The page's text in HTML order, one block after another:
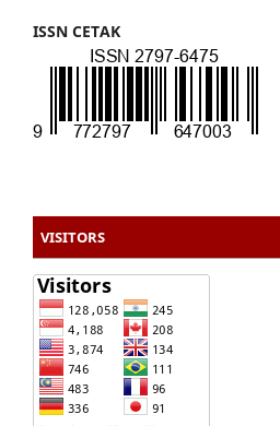
ISSN CETAK
VISITORS